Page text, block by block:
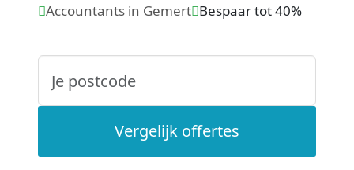
Accountants in Gemert Bespaar tot 40%
Vergelijk offertes